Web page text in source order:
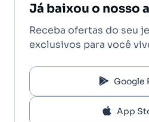
Já baixou o nosso
Receba ofertas do seu
exclusivos para você
Google
App